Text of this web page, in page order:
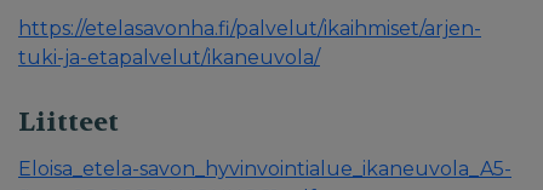
https://etelasavonha.fi/palvelut/ikaihmiset/arjen-
tuki-ja-etapalvelut/ikaneuvola/
Liitteet
Eloisa_etela-savon_hyvinvointialue_ikaneuvola_A5-